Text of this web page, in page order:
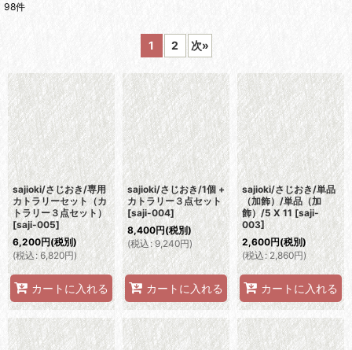
並び順:
絞り込む
98件
1 2 次»
sajioki/さじおき/専用
カトラリーセット（カ
トラリー３点セット）
[saji-005]
6,200円(税別)
(税込: 6,820円)
カートに入れる
sajioki/さじおき/1個 +
カトラリー３点セット
[saji-004]
8,400円(税別)
(税込 : 9,240円)
カートに入れる
sajioki/さじおき/単品
（加飾）/単品（加
飾）/5 X 11 [saji-
003]
2,600円(税別)
(税込 : 2,860円)
カートに入れる